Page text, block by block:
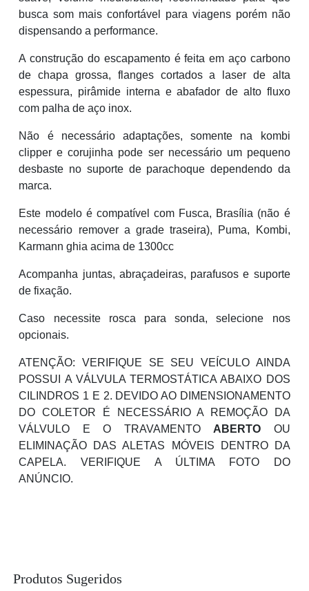
busca som mais confortável para viagens porém não
dispensando a performance.
A construção do escapamento é feita em aço carbono
de chapa grossa, flanges cortados a laser de alta
espessura, pirâmide interna e abafador de alto fluxo
com palha de aço inox.
Não é necessário adaptações, somente na kombi
clipper e corujinha pode ser necessário um pequeno
desbaste no suporte de parachoque dependendo da
marca.
Este modelo é compatível com Fusca, Brasília (não é
necessário remover a grade traseira), Puma, Kombi,
Karmann ghia acima de 1300cc
Acompanha juntas, abraçadeiras, parafusos e suporte
de fixação.
Caso necessite rosca para sonda, selecione nos
opcionais.
ATENÇÃO: VERIFIQUE SE SEU VEÍCULO AINDA
POSSUI A VÁLVULA TERMOSTÁTICA ABAIXO DOS
CILINDROS 1 E 2. DEVIDO AO DIMENSIONAMENTO
DO COLETOR É NECESSÁRIO A REMOÇÃO DA
VÁLVULO E O TRAVAMENTO ABERTO OU
ELIMINAÇÃO DAS ALETAS MÓVEIS DENTRO DA
CAPELA. VERIFIQUE A ÚLTIMA FOTO DO
ANÚNCIO.
Produtos Sugeridos